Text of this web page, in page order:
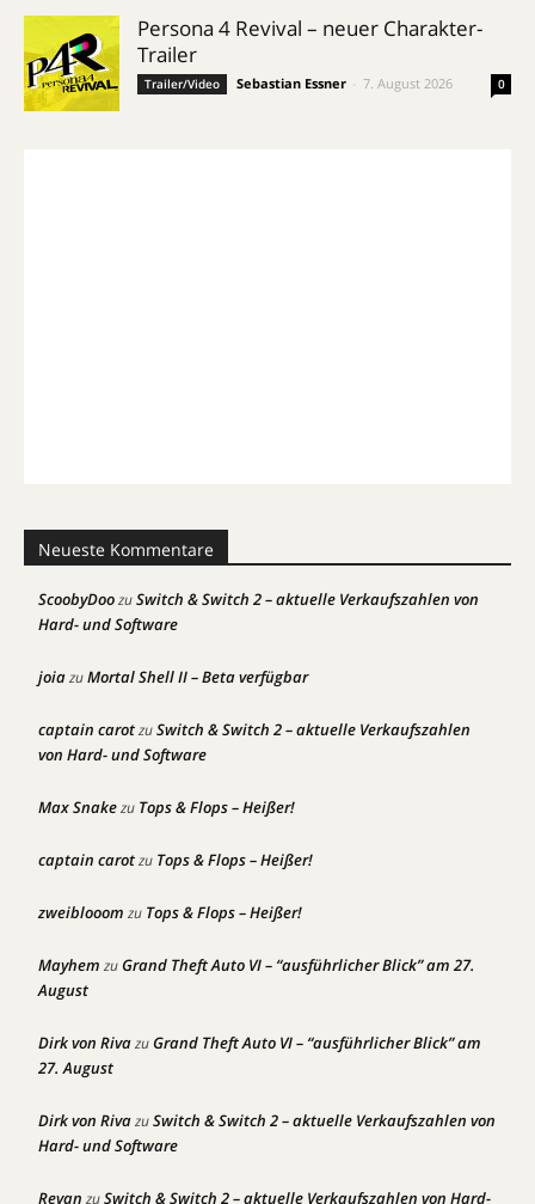
Persona 4 Revival – neuer Charakter-
Trailer
Trailer/Video Sebastian Essner 7. August 2026 0
Neueste Kommentare
ScoobyDoozuSwitch & Switch 2 – aktuelle Verkaufszahlen von
Hard- und Software
joiazuMortal Shell II – Beta verfügbar
captain carotzuSwitch & Switch 2 – aktuelle Verkaufszahlen
von Hard- und Software
Max Snakezu Tops & Flops – Heißer!
captain carotzu Tops & Flops – Heißer!
zweiblooom zu Tops & Flops – Heißer!
Mayhem zuGrand Theft Auto VI – “ausführlicher Blick” am 27.
August
Dirk von RivazuGrand Theft Auto VI – “ausführlicher Blick” am
27. August
Dirk von RivazuSwitch & Switch 2 – aktuelle Verkaufszahlen von
Hard- und Software
Revan zuSwitch & Switch 2 – aktuelle Verkaufszahlen von Hard-